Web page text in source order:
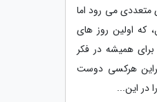
می رود اما
که اولین روز های
همیشه در فکر
هرکسی دوست
در این...